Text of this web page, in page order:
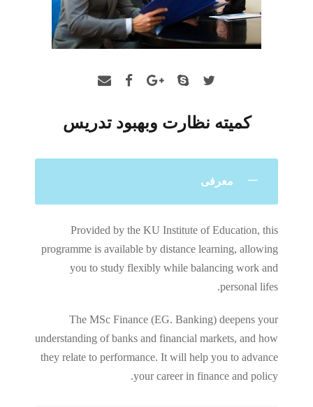
کمیته نظارت وبهبود تدریس
معرفی
Provided by the KU Institute of Education, this
programme is available by distance learning, allowing
you to study flexibly while balancing work and
personal lifes.
The MSc Finance (EG. Banking) deepens your
understanding of banks and financial markets, and how
they relate to performance. It will help you to advance
your career in finance and policy.